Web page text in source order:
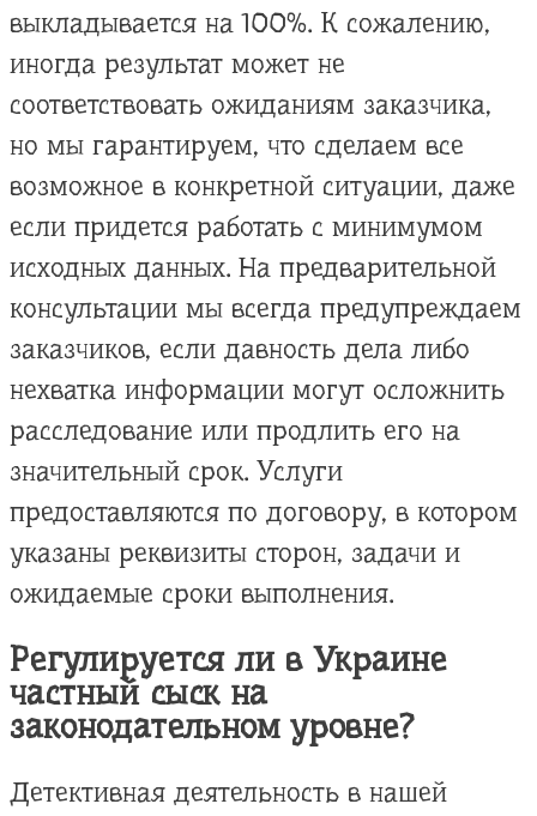
выкладывается на 100%. К сожалению,
иногда результат может не
соответствовать ожиданиям заказчика,
но мы гарантируем, что сделаем все
возможное в конкретной ситуации, даже
если придется работать с минимумом
исходных данных. На предварительной
консультации мы всегда предупреждаем
заказчиков, если давность дела либо
нехватка информации могут осложнить
расследование или продлить его на
значительный срок. Услуги
предоставляются по договору, в котором
указаны реквизиты сторон, задачи и
ожидаемые сроки выполнения.
Регулируется ли в Украине
частный сыск на
законодательном уровне?
Детективная деятельность в нашей